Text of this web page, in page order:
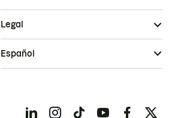
Legal
Español